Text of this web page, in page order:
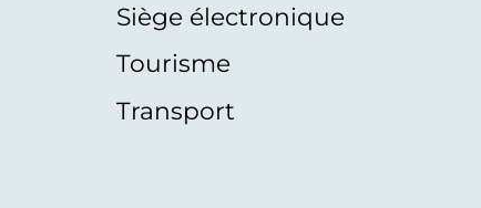
Siège électronique
Tourisme
Transport